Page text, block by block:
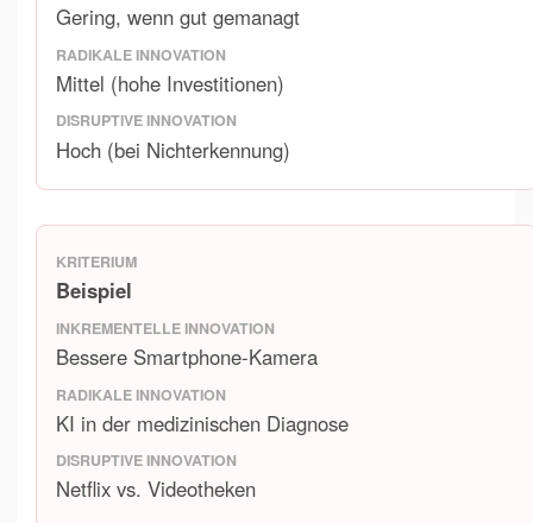
Gering, wenn gut gemanagt
Mittel (hohe Investitionen)
Hoch (bei Nichterkennung)
Beispiel
Bessere Smartphone-Kamera
KI in der medizinischen Diagnose
Netflix vs. Videotheken